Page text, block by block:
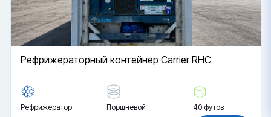
Рефрижераторный контейнер Carrier RHC
Рефрижератор Поршневой 40 футов